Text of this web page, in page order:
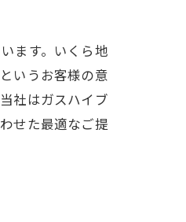
ます。いくら地
いうお客様の意
社はガスハイブ
せた最適なご提